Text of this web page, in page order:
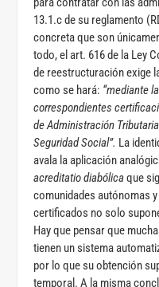
13.1.c de su reglamento
concreta que son
todo, el art. 616 de la Ley
de reestructuración exige
como se hará: “mediante
correspondientes
de Administración
Seguridad Social”. La
avala la aplicación
acreditatio diabólicaque
comunidades autónomas
certificados no solo
Hay que pensar que
tienen un sistema
por lo que su obtención
temporal. A la misma